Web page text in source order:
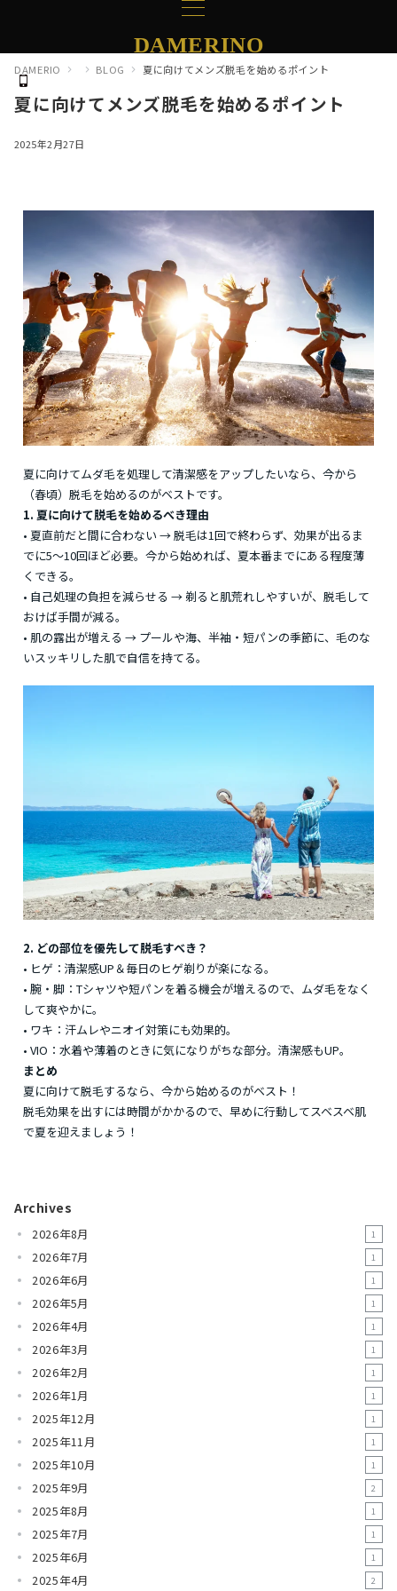
DAMERINO
DAMERIO BLOG 夏に向けてメンズ脱毛を始めるポイント
夏に向けてメンズ脱毛を始めるポイント
2025年2月27日
夏に向けてムダ毛を処理して清潔感をアップしたいなら、今から
（春頃）脱毛を始めるのがベストです。
1. 夏に向けて脱毛を始めるべき理由
• 夏直前だと間に合わない → 脱毛は1回で終わらず、効果が出るま
でに5～10回ほど必要。今から始めれば、夏本番までにある程度薄
くできる。
• 自己処理の負担を減らせる → 剃ると肌荒れしやすいが、脱毛して
おけば手間が減る。
• 肌の露出が増える → プールや海、半袖・短パンの季節に、毛のな
いスッキリした肌で自信を持てる。
2. どの部位を優先して脱毛すべき？
• ヒゲ：清潔感UP＆毎日のヒゲ剃りが楽になる。
• 腕・脚：Tシャツや短パンを着る機会が増えるので、ムダ毛をなく
して爽やかに。
• ワキ：汗ムレやニオイ対策にも効果的。
• VIO：水着や薄着のときに気になりがちな部分。清潔感もUP。
まとめ
夏に向けて脱毛するなら、今から始めるのがベスト！
脱毛効果を出すには時間がかかるので、早めに行動してスベスベ肌
で夏を迎えましょう！
Archives
2026年8月 1
2026年7月 1
2026年6月 1
2026年5月 1
2026年4月 1
2026年3月 1
2026年2月 1
2026年1月 1
2025年12月 1
2025年11月 1
2025年10月 1
2025年9月 2
2025年8月 1
2025年7月 1
2025年6月 1
2025年4月 2